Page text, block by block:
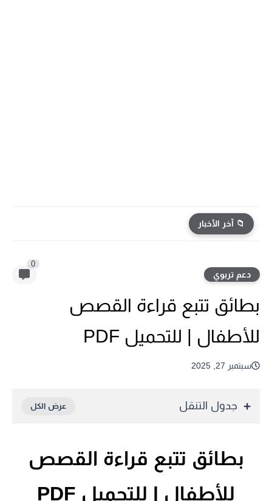
📁 آخر الأخبار
دعم تربوي
0
بطائق تتبع قراءة القصص
للأطفال | للتحميل PDF
سبتمبر 27, 2025
جدول التنقل
بطائق تتبع قراءة القصص
للأطفال | للتحميل PDF